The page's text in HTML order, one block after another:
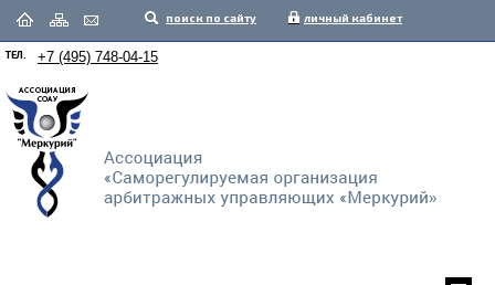
поиск по сайту личный кабинет
ТЕЛ. +7 (495) 748-04-15